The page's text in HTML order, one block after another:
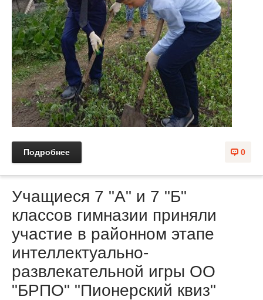
0
Подробнее
Учащиеся 7 "А" и 7 "Б"
классов гимназии приняли
участие в районном этапе
интеллектуально-
развлекательной игры ОО
"БРПО" "Пионерский квиз"